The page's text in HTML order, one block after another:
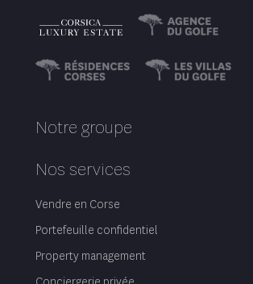
minutes à pied, une vue
époustouflante, une villa
conviviale et chaleureuse.